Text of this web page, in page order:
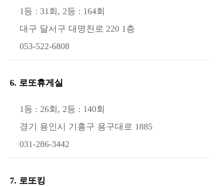
1등 : 31회, 2등 : 164회
대구 달서구 대명천로 220 1층
053-522-6808
6. 로또휴게실
1등 : 26회, 2등 : 140회
경기 용인시 기흥구 용구대로 1885
031-286-3442
7. 로또킹